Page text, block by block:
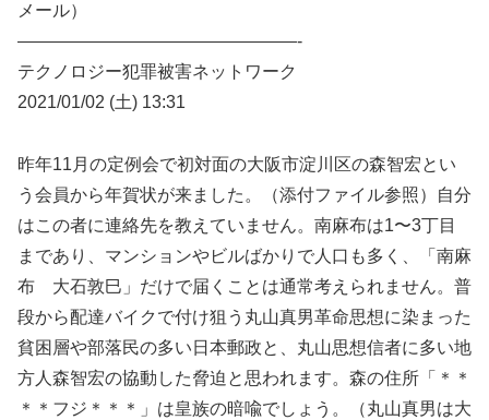
メール）
————————————————-
テクノロジー犯罪被害ネットワーク
2021/01/02 (土) 13:31
昨年11月の定例会で初対面の大阪市淀川区の森智宏とい
う会員から年賀状が来ました。（添付ファイル参照）自分
はこの者に連絡先を教えていません。南麻布は1〜3丁目
まであり、マンションやビルばかりで人口も多く、「南麻
布 大石敦巳」だけで届くことは通常考えられません。普
段から配達バイクで付け狙う丸山真男革命思想に染まった
貧困層や部落民の多い日本郵政と、丸山思想信者に多い地
方人森智宏の協動した脅迫と思われます。森の住所「＊＊
＊＊フジ＊＊＊」は皇族の暗喩でしょう。（丸山真男は大